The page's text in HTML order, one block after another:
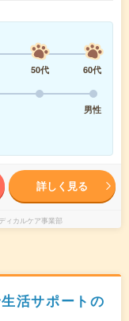
50代
60代
男性
詳しく見る
ィカルケア事業部
活サポートの